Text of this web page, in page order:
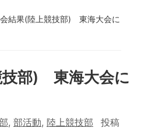
結果(陸上競技部) 東海大会に
技部) 東海大会に
, 部活動, 陸上競技部 投稿